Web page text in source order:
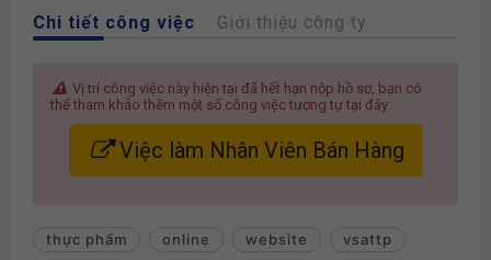
Chi tiết công việc Giới thiệu công ty
Vị trí công việc này hiện tại đã hết hạn nộp hồ sơ, bạn có
thể tham khảo thêm một số công việc tương tự tại đây:
Việc làm Nhân Viên Bán Hàng
thực phẩm online website vsattp